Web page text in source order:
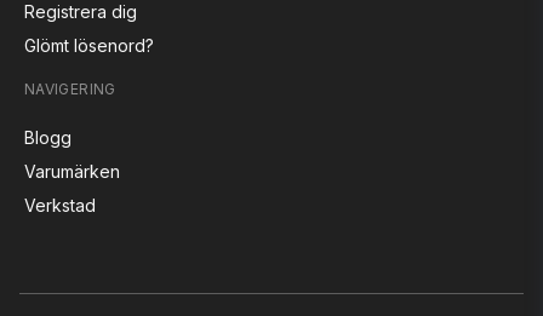
Registrera dig
Glömt lösenord?
NAVIGERING
Blogg
Varumärken
Verkstad